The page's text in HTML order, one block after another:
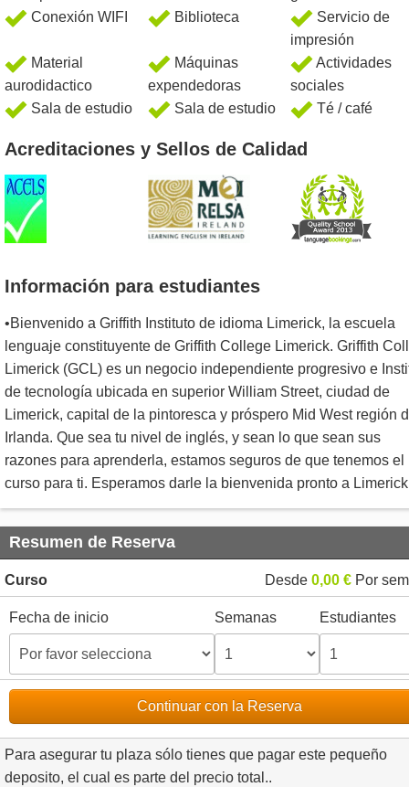
Conexión WIFI
Biblioteca
Servicio de
impresión
Material
aurodidactico
Máquinas
expendedoras
Actividades
sociales
Sala de estudio
Sala de estudio Té / café
Acreditaciones y Sellos de Calidad
Información para estudiantes
•Bienvenido a Griffith Instituto de idioma Limerick, la escuela
lenguaje constituyente de Griffith College Limerick. Griffith
Limerick (GCL) es un negocio independiente progresivo e
de tecnología ubicada en superior William Street, ciudad de
Limerick, capital de la pintoresca y próspero Mid West región
Irlanda. Que sea tu nivel de inglés, y sean lo que sean sus
razones para aprenderla, estamos seguros de que tenemos el
curso para ti. Esperamos darle la bienvenida pronto a
Resumen de Reserva
Curso Desde 0,00 € Por
Fecha de inicio Semanas Estudiantes
Continuar con la Reserva
Para asegurar tu plaza sólo tienes que pagar este pequeño
deposito, el cual es parte del precio total..